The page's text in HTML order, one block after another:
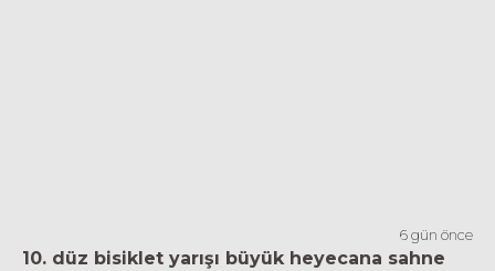
6 gün önce
10. düz bisiklet yarışı büyük heyecana sahne